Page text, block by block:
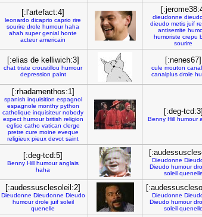
[:l'artefact:4]
leonardo dicaprio caprio rire
sourire drole humour haha
ahah super genial honte
acteur americain
dieudonne
dieudo metis juif
antisemite
humoriste crepu
sourire
[:elias de kelliwich:3]
chat triste croustillou humour
depression paint
[:nenes67]
cule mouton canal
canalplus drole
[:rhadamenthos:1]
spanish inquisition espagnol
espagnole monthy python
catholique inquisiteur nobody
expect humour british religion
eglise catho vatican clerge
pretre cure moine eveque
religieux pieux devot saint
[:deg-tcd:3]
Benny Hill humour
[:deg-tcd:5]
Benny Hill humour anglais
haha
Dieudonne
Dieudo humour
soleil quenelle
[:audessusclesoleil:2]
Dieudonne Dieudonne Dieudo
humour drole juif soleil
quenelle
Dieudonne
Dieudo humour
soleil quenelle